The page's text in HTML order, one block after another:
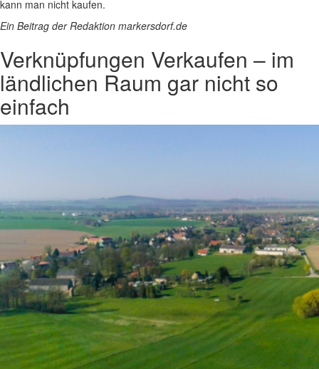
kann man nicht kaufen.
Ein Beitrag der Redaktion markersdorf.de
Verknüpfungen Verkaufen – im
ländlichen Raum gar nicht so
einfach